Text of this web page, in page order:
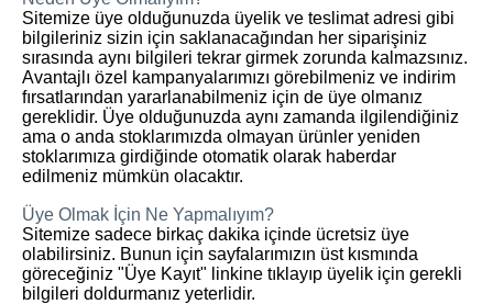
Sitemize üye olduğunuzda üyelik ve teslimat adresi gibi
bilgileriniz sizin için saklanacağından her siparişiniz
sırasında aynı bilgileri tekrar girmek zorunda kalmazsınız.
Avantajlı özel kampanyalarımızı görebilmeniz ve indirim
fırsatlarından yararlanabilmeniz için de üye olmanız
gereklidir. Üye olduğunuzda aynı zamanda ilgilendiğiniz
ama o anda stoklarımızda olmayan ürünler yeniden
stoklarımıza girdiğinde otomatik olarak haberdar
edilmeniz mümkün olacaktır.
Üye Olmak İçin Ne Yapmalıyım?
Sitemize sadece birkaç dakika içinde ücretsiz üye
olabilirsiniz. Bunun için sayfalarımızın üst kısmında
göreceğiniz "Üye Kayıt" linkine tıklayıp üyelik için gerekli
bilgileri doldurmanız yeterlidir.